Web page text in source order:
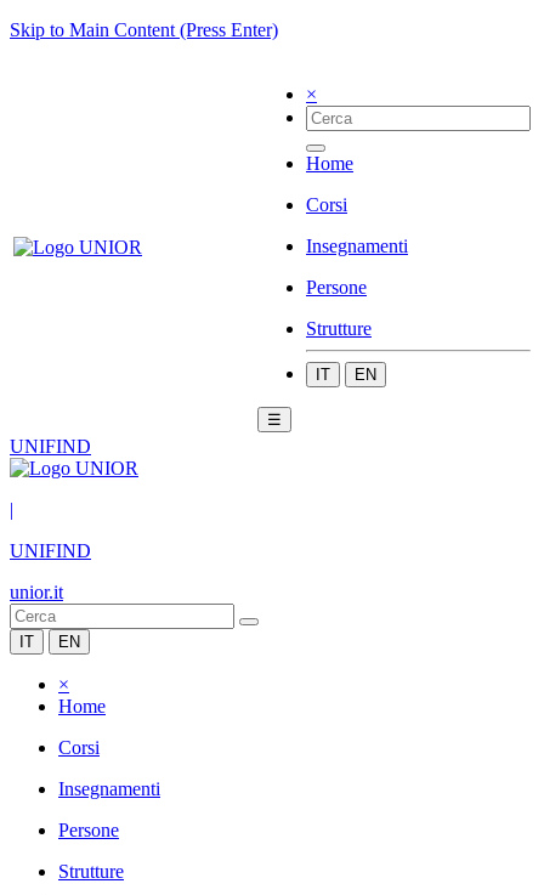
Skip to Main Content (Press Enter)
×
Home
Corsi
Insegnamenti
Persone
Strutture
IT EN
☰
UNIFIND
|
UNIFIND
unior.it
IT EN
×
Home
Corsi
Insegnamenti
Persone
Strutture